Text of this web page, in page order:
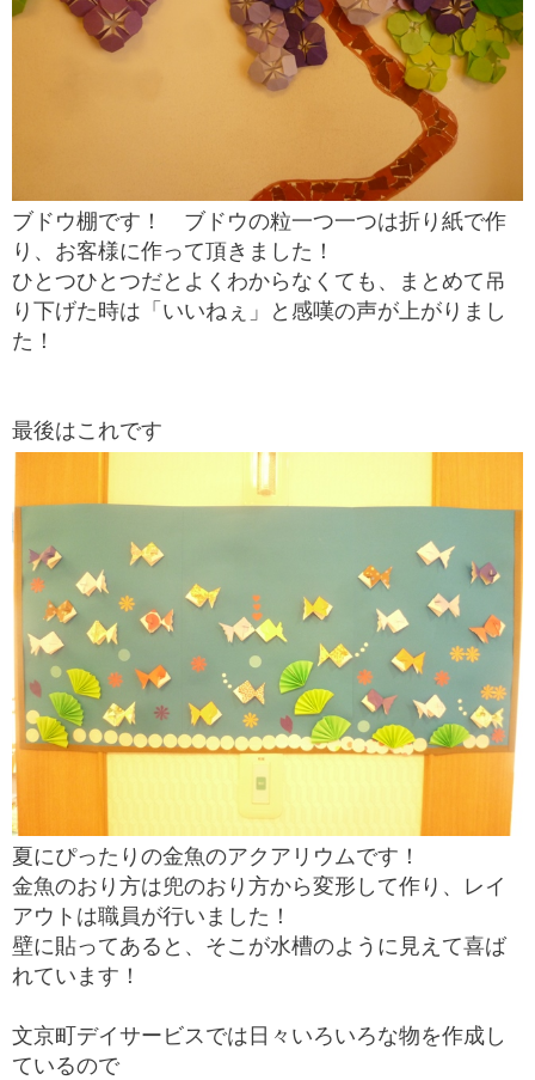
ブドウ棚です！ ブドウの粒一つ一つは折り紙で作
り、お客様に作って頂きました！
ひとつひとつだとよくわからなくても、まとめて吊
り下げた時は「いいねぇ」と感嘆の声が上がりまし
た！
最後はこれです
夏にぴったりの金魚のアクアリウムです！
金魚のおり方は兜のおり方から変形して作り、レイ
アウトは職員が行いました！
壁に貼ってあると、そこが水槽のように見えて喜ば
れています！
文京町デイサービスでは日々いろいろな物を作成し
ているので